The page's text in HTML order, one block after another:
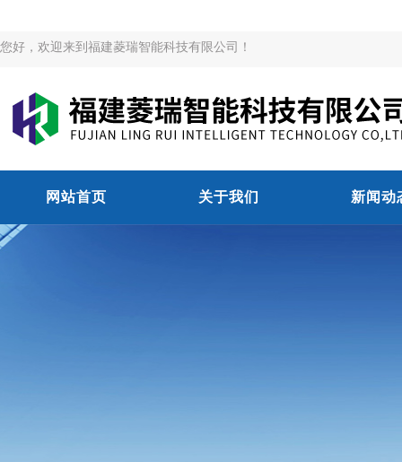
您好，欢迎来到福建菱瑞智能科技有限公司！
网站首页 关于我们 新闻动